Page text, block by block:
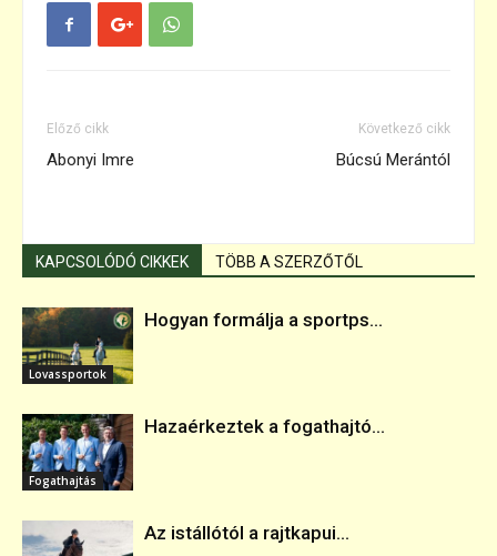
Előző cikk
Abonyi Imre
Következő cikk
Búcsú Merántól
KAPCSOLÓDÓ CIKKEK TÖBB A SZERZŐTŐL
Lovassportok
Hogyan formálja a sportps...
Fogathajtás
Hazaérkeztek a fogathajtó...
Az istállótól a rajtkapui...